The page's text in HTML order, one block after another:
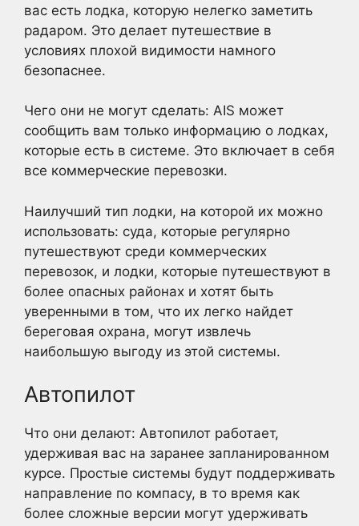
вас есть лодка, которую нелегко заметить
радаром. Это делает путешествие в
условиях плохой видимости намного
безопаснее.
Чего они не могут сделать: AIS может
сообщить вам только информацию о лодках,
которые есть в системе. Это включает в себя
все коммерческие перевозки.
Наилучший тип лодки, на которой их можно
использовать: суда, которые регулярно
путешествуют среди коммерческих
перевозок, и лодки, которые путешествуют в
более опасных районах и хотят быть
уверенными в том, что их легко найдет
береговая охрана, могут извлечь
наибольшую выгоду из этой системы.
Автопилот
Что они делают: Автопилот работает,
удерживая вас на заранее запланированном
курсе. Простые системы будут поддерживать
направление по компасу, в то время как
более сложные версии могут удерживать